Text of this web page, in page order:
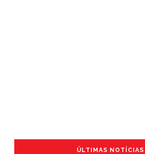
ÚLTIMAS NOTÍCIAS